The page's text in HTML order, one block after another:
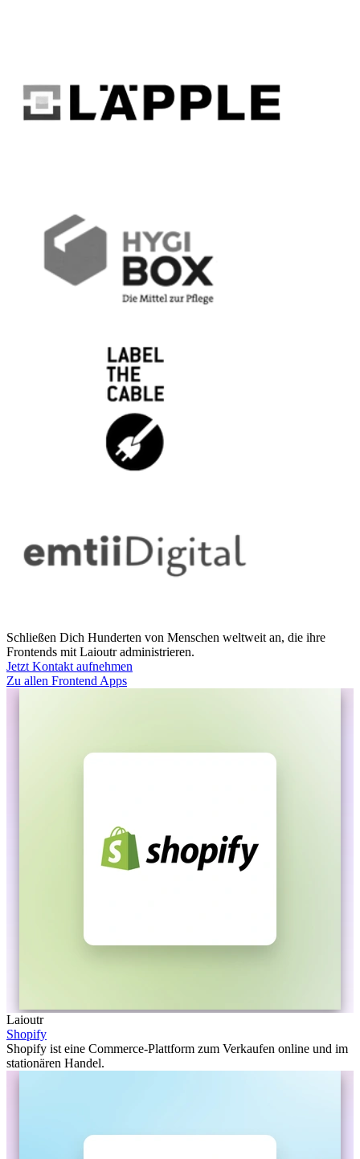
Schließen Dich Hunderten von Menschen weltweit an, die ihre
Frontends mit Laioutr administrieren.
Jetzt Kontakt aufnehmen
Zu allen Frontend Apps
Laioutr
Shopify
Shopify ist eine Commerce-Plattform zum Verkaufen online und im
stationären Handel.